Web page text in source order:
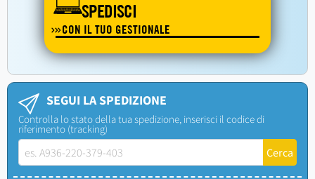
SPEDISCI
CON IL TUO GESTIONALE
SEGUI LA SPEDIZIONE
Controlla lo stato della tua spedizione, inserisci il codice di
riferimento (tracking)